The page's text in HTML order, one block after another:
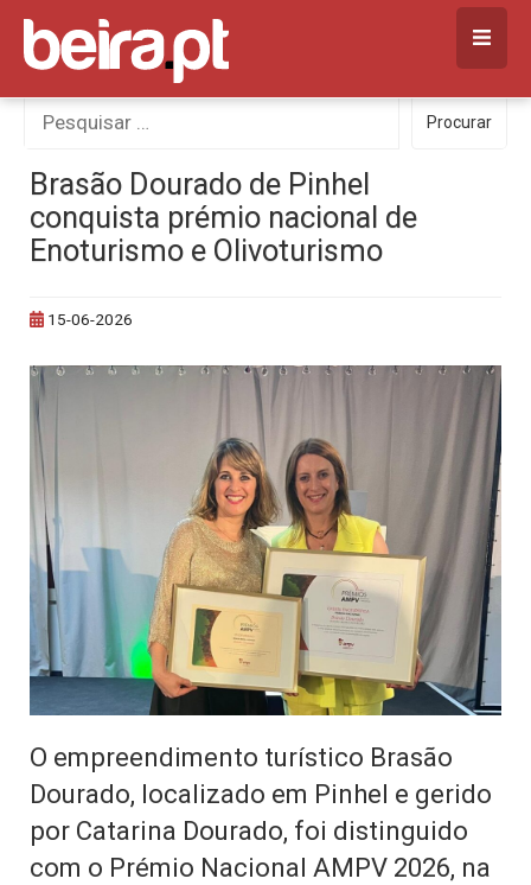
Skip
content
Procurar
por:
Procurar
Brasão Dourado de Pinhel
conquista prémio nacional de
Enoturismo e Olivoturismo
15-06-2026
O empreendimento turístico Brasão
Dourado, localizado em Pinhel e gerido
por Catarina Dourado, foi distinguido
com o Prémio Nacional AMPV 2026, na